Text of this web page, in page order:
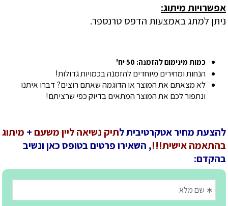
אפשרויות מיתוג:
ניתן למתג באמצעות הדפס טרנספר.
כמות מינימום להזמנה: 50 יח'
הנחות ומחירים מיוחדים להזמנה בכמויות גדולות!
לא מצאתם את המוצר או הדוגמה שאתם רוצים? דברו איתנו
ונתפור לכם את המוצר המתאים בדיוק כפי שרציתם!
להצעת מחיר אטקרטיבית לתיק נשיאה ליין משעם+ מיתוג
בהתאמה אישית!!!, השאירו פרטים בטופס כאן ונשיב
בהקדם: